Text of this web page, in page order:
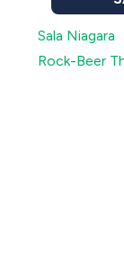
Sala Niagara
Rock-Beer